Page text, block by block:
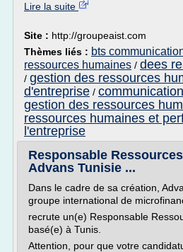
Lire la suite
Site : http://groupeaist.com
Thèmes liés : bts
ressources humaines / dees
/ gestion des ressources
d'entreprise /
gestion des ressources
ressources humaines et
l'entreprise
Responsable
Advans Tunisie ...
Dans le cadre de sa création,
groupe international de
recrute un(e) Responsable
basé(e) à Tunis.
Attention, pour que votre